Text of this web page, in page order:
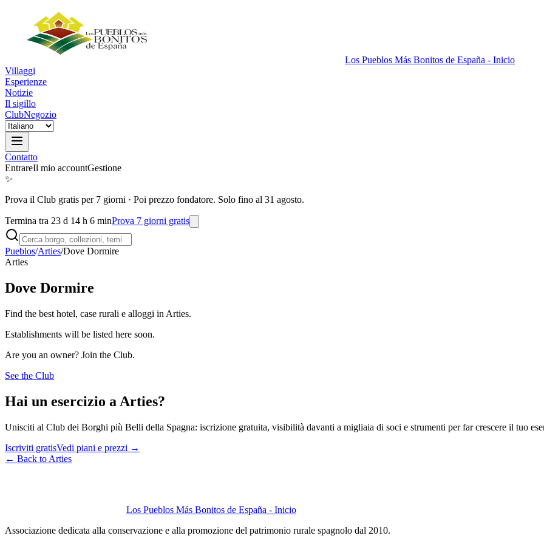
Los Pueblos Más Bonitos de España - Inicio
Villaggi
Esperienze
Notizie
Il sigillo
ClubNegozio
Contatto
EntrareIl mio accountGestione
✨
Prova il Club gratis per 7 giorni · Poi prezzo fondatore. Solo fino al 31 agosto.
Termina tra 23 d 14 h 6 minProva 7 giorni gratis
Pueblos/Arties/Dove Dormire
Arties
Dove Dormire
Find the best hotel, case rurali e alloggi in Arties.
Establishments will be listed here soon.
Are you an owner? Join the Club.
See the Club
Hai un esercizio a Arties?
Unisciti al Club dei Borghi più Belli della Spagna: iscrizione gratuita, visibilità davanti a migliaia di soci e strumenti per far crescere il tuo
Iscriviti gratisVedi piani e prezzi →
← Back to Arties
Los Pueblos Más Bonitos de España - Inicio
Associazione dedicata alla conservazione e alla promozione del patrimonio rurale spagnolo dal 2010.